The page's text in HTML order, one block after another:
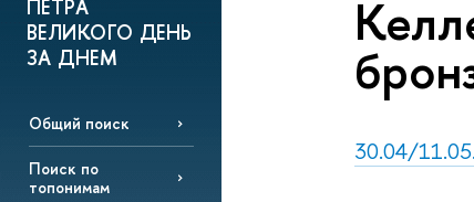
ПЕТРА
ВЕЛИКОГО ДЕНЬ
ЗА ДНЕМ
Общий поиск
Поиск по
топонимам
30.04/